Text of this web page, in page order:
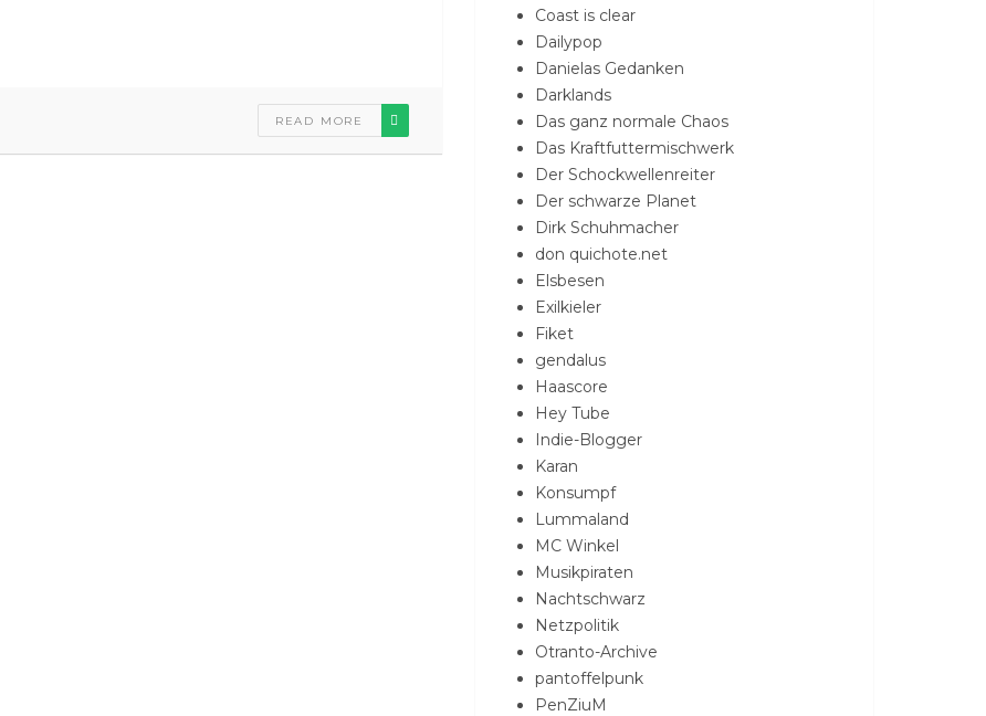
READ MORE
Coast is clear
Dailypop
Danielas Gedanken
Darklands
Das ganz normale Chaos
Das Kraftfuttermischwerk
Der Schockwellenreiter
Der schwarze Planet
Dirk Schuhmacher
don quichote.net
Elsbesen
Exilkieler
Fiket
gendalus
Haascore
Hey Tube
Indie-Blogger
Karan
Konsumpf
Lummaland
MC Winkel
Musikpiraten
Nachtschwarz
Netzpolitik
Otranto-Archive
pantoffelpunk
PenZiuM